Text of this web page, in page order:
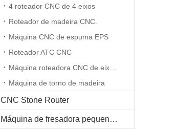
4 roteador CNC de 4 eixos
Roteador de madeira CNC.
Máquina CNC de espuma EPS
Roteador ATC CNC
Máquina de torno de madeira
CNC Stone Router
Máquina de fresadora pequena CNC